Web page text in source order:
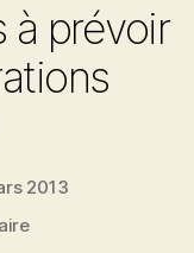
à prévoir
2013
sur